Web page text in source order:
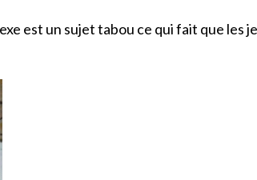
est un sujet tabou ce qui fait que les